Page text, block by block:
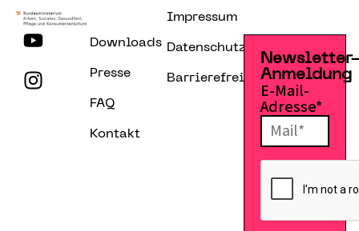
Downloads
Presse
FAQ
Kontakt
Impressum
Datenschutzerklärung
Barrierefreiheitserklärung
Anmeldung
E-Mail-
Adresse*